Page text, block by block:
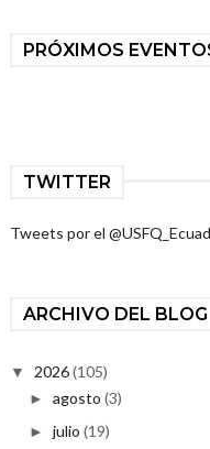
PRÓXIMOS
TWITTER
Tweets por el
ARCHIVO DEL BLOG
▼ 2026(105)
► agosto (3)
► julio (19)